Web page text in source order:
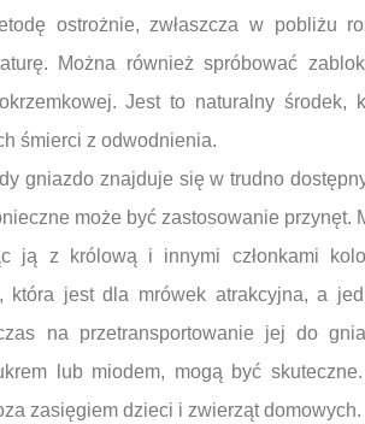
ostrożnie, zwłaszcza w pobliżu
Można również spróbować
Jest to naturalny środek,
śmierci z odwodnienia.
gniazdo znajduje się w trudno
może być zastosowanie
ją z królową i innymi członkami
która jest dla mrówek atrakcyjna, a
na przetransportowanie jej do
lub miodem, mogą być
zasięgiem dzieci i zwierząt domowych.